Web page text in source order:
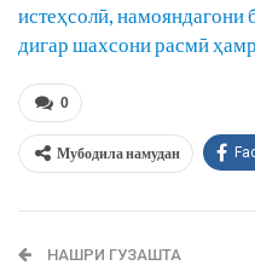
истеҳсолӣ,
дигар шахсони расмӣ
0
Мубодила намудан
НАШРИ ГУЗАШТА